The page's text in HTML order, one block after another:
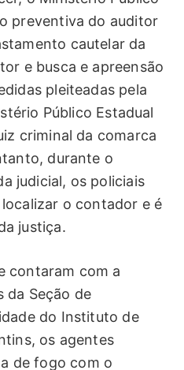
preventiva do auditor
cautelar da
e busca e apreensão
pleiteadas pela
Público Estadual
criminal da comarca
durante o
judicial, os policiais
o contador e é
justiça.
contaram com a
da Seção de
do Instituto de
os agentes
de fogo com o